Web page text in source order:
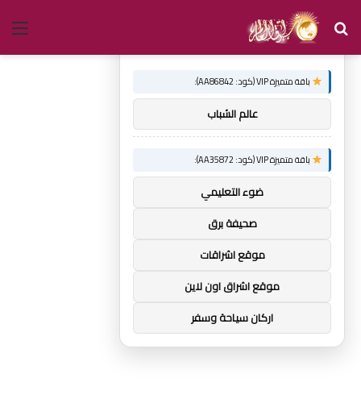
بحث
عن
توصيات :
باقة متميزة VIP (كود: AA86842):
عالم الشباب
باقة متميزة VIP (كود: AA35872):
ضوء التعليمي
صحيفة برق
موقع اشراقات
موقع اشراق اون لاين
اركان سياحة وسفر